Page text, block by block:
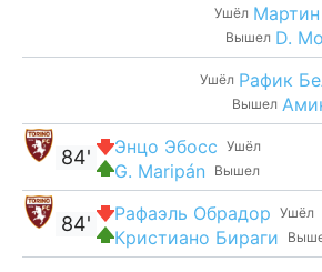
Ушёл
Вышел D.
Ушёл Рафик
Вышел
Ушёл
Энцо Эбосс
Вышел
G. Maripán
84'
Ушёл
Рафаэль Обрадор
Кристиано Бираги
84'